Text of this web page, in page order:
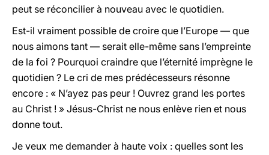
peut se réconcilier à nouveau avec le quotidien.
Est-il vraiment possible de croire que l’Europe — que
nous aimons tant — serait elle-même sans l’empreinte
de la foi ? Pourquoi craindre que l’éternité imprègne le
quotidien ? Le cri de mes prédécesseurs résonne
encore : « N’ayez pas peur ! Ouvrez grand les portes
au Christ ! » Jésus-Christ ne nous enlève rien et nous
donne tout.
Je veux me demander à haute voix : quelles sont les